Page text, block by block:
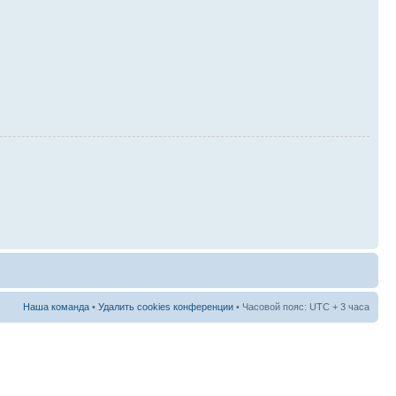
Наша команда • Удалить cookies конференции • Часовой пояс: UTC + 3 часа